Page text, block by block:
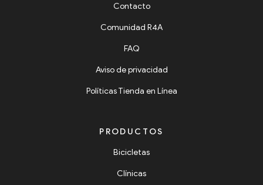
Contacto
Comunidad R4A
FAQ
Aviso de privacidad
Políticas Tienda en Línea
PRODUCTOS
Bicicletas
Clínicas